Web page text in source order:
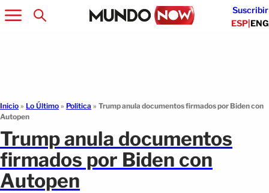
Suscribir
ESP|ENG
Inicio » Lo Último » Política » Trump anula documentos firmados por Biden con
Autopen
Trump anula documentos
firmados por Biden con
Autopen